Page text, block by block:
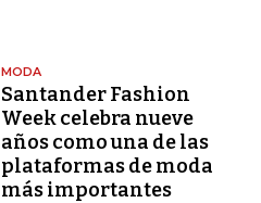
MODA
Santander Fashion
Week celebra nueve
años como una de las
plataformas de moda
más importantes